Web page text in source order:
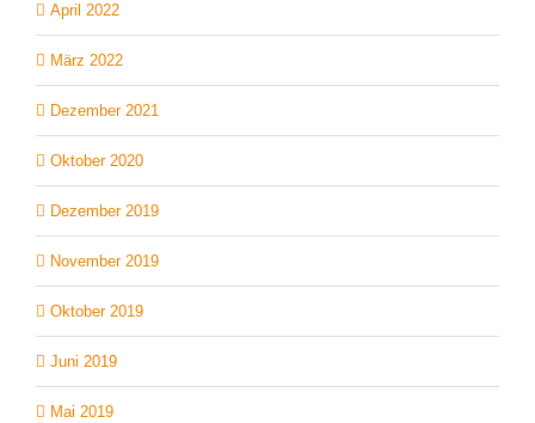
April 2022
März 2022
Dezember 2021
Oktober 2020
Dezember 2019
November 2019
Oktober 2019
Juni 2019
Mai 2019